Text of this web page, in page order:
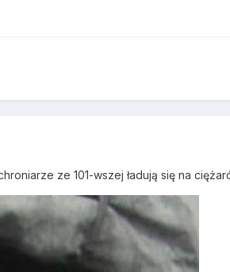
ze 101-wszej ładują się na